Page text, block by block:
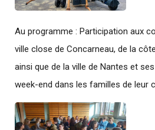
Au programme : Participation aux
ville close de Concarneau, de la
ainsi que de la ville de Nantes et
week-end dans les familles de leur